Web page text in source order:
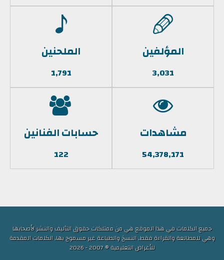
المؤلفين
3,031
الملحنين
1,791
مشاهدات
54,378,171
حسابات الفنانين
122
جميع الكلمات في هذا الموقع هي من ممتلكات حقوق التأليف والنشر لأصحابها
وهي للمطالعة والقراءة فقط, النسخ والطباعة غير مسموح بها, الكلمات المقدمة
للأغراض التعليمية © 2007 - 2026